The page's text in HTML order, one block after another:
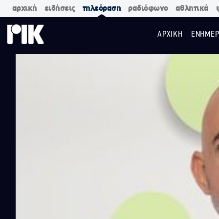
αρχική ειδήσεις τηλεόραση ραδιόφωνο αθλητικά
ΑΡΧΙΚΗ